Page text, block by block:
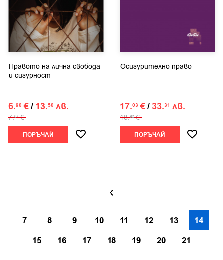
Правото на лична свобода
и сигурност
6.90 €/ 13.50 лв.
7.67 €
ПОРЪЧАЙ
Осигурително право
17.03 €/33.31 лв.
18.92 €
ПОРЪЧАЙ
7 8 9 10 11 12 13
14
15
16 17 18 19 20 21